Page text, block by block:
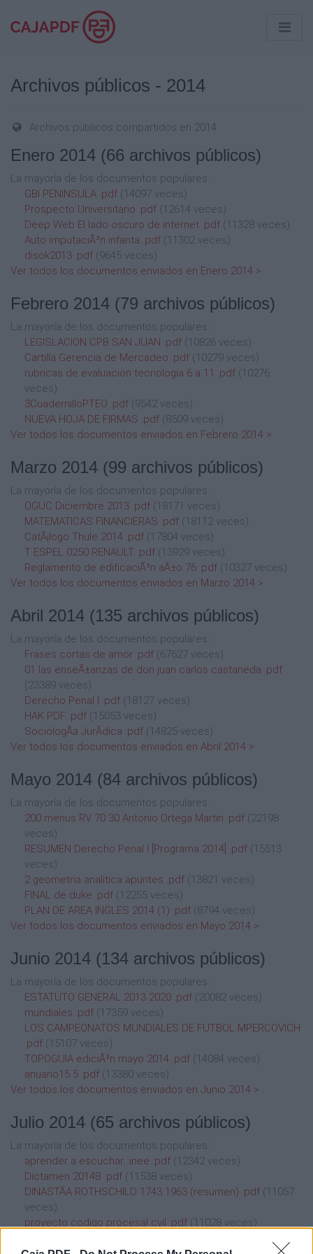
Archivos públicos - 2014
Archivos públicos compartidos en 2014
Enero 2014 (66 archivos públicos)
La mayoría de los documentos populares:
GBI PENINSULA .pdf (14097 veces)
Prospecto Universitario .pdf (12614 veces)
Deep Web El lado oscuro de internet .pdf (11328 veces)
Auto imputaciÃ³n infanta .pdf (11302 veces)
disok2013 .pdf (9645 veces)
Ver todos los documentos enviados en Enero 2014 >
Febrero 2014 (79 archivos públicos)
La mayoría de los documentos populares:
LEGISLACION CPB SAN JUAN .pdf (10826 veces)
Cartilla Gerencia de Mercadeo .pdf (10279 veces)
rubricas de evaluacion tecnologia 6 a 11 .pdf (10276
veces)
3CuadernilloPTEO .pdf (9542 veces)
NUEVA HOJA DE FIRMAS .pdf (8509 veces)
Ver todos los documentos enviados en Febrero 2014 >
Marzo 2014 (99 archivos públicos)
La mayoría de los documentos populares:
OGUC Diciembre 2013 .pdf (18171 veces)
MATEMATICAS FINANCIERAS .pdf (18112 veces)
CatÃ¡logo Thule 2014 .pdf (17804 veces)
T ESPEL 0250 RENAULT .pdf (13929 veces)
Reglamento de edificaciÃ³n aÃ±o 76 .pdf (10327 veces)
Ver todos los documentos enviados en Marzo 2014 >
Abril 2014 (135 archivos públicos)
La mayoría de los documentos populares:
Frases cortas de amor .pdf (67627 veces)
01 las enseÃ±anzas de don juan carlos castaneda .pdf
(23389 veces)
Derecho Penal I .pdf (18127 veces)
HAK PDF .pdf (15053 veces)
SociologÃ­a JurÃ­dica .pdf (14825 veces)
Ver todos los documentos enviados en Abril 2014 >
Mayo 2014 (84 archivos públicos)
La mayoría de los documentos populares:
200 menus RV 70 30 Antonio Ortega Martin .pdf (22198
veces)
RESUMEN Derecho Penal I [Programa 2014] .pdf (15513
veces)
2 geometria analitica apuntes .pdf (13821 veces)
FINAL de duke .pdf (12255 veces)
PLAN DE AREA INGLES 2014 (1) .pdf (8794 veces)
Ver todos los documentos enviados en Mayo 2014 >
Junio 2014 (134 archivos públicos)
La mayoría de los documentos populares:
ESTATUTO GENERAL 2013 2020 .pdf (20082 veces)
mundiales .pdf (17359 veces)
LOS CAMPEONATOS MUNDIALES DE FUTBOL MPERCOVICH
.pdf (15107 veces)
TOPOGUIA ediciÃ³n mayo 2014 .pdf (14084 veces)
anuario15 5 .pdf (13380 veces)
Ver todos los documentos enviados en Junio 2014 >
Julio 2014 (65 archivos públicos)
La mayoría de los documentos populares:
aprender a escuchar...inee .pdf (12342 veces)
Dictamen 2014B .pdf (11538 veces)
DINASTÃA ROTHSCHILD 1743 1963 (resumen) .pdf (11057
veces)
proyecto codigo procesal cvil .pdf (11028 veces)